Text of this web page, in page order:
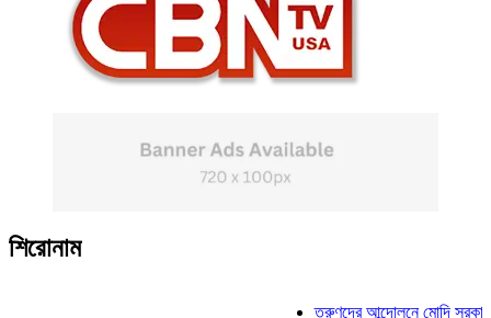
শিরোনাম
তরুণদের আন্দোলনে মোদি সরকার